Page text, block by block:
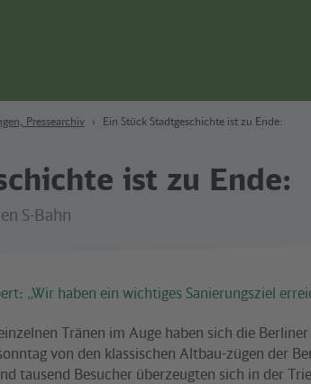
Pressearchiv Ein Stück Stadtgeschichte ist zu Ende:
ist zu Ende:
S-Bahn
„Wir haben ein wichtiges Sanierungsziel
Tränen im Auge haben sich die
von den klassischen Altbau-zügen der
tausend Besucher überzeugten sich in der